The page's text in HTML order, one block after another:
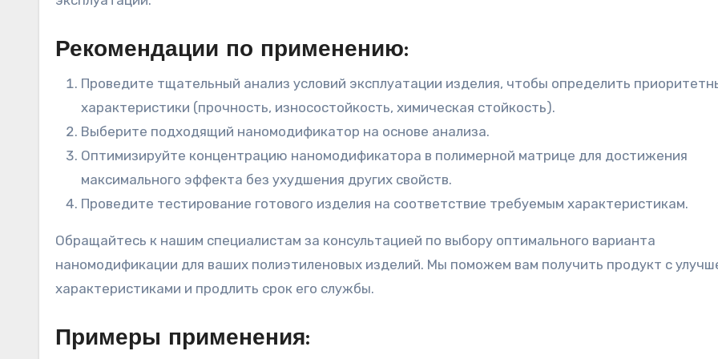
Рекомендации по применению:
Проведите тщательный анализ условий эксплуатации изделия, чтобы определить
характеристики (прочность, износостойкость, химическая стойкость).
Выберите подходящий наномодификатор на основе анализа.
Оптимизируйте концентрацию наномодификатора в полимерной матрице для достижения
максимального эффекта без ухудшения других свойств.
Проведите тестирование готового изделия на соответствие требуемым характеристикам.
Обращайтесь к нашим специалистам за консультацией по выбору оптимального варианта
наномодификации для ваших полиэтиленовых изделий. Мы поможем вам получить продукт с
характеристиками и продлить срок его службы.
Примеры применения: